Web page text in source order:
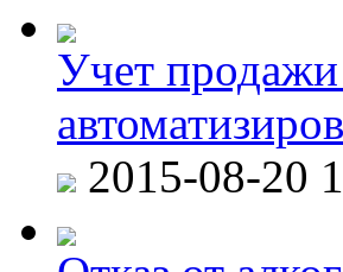
Учет продажи
2015-08-20